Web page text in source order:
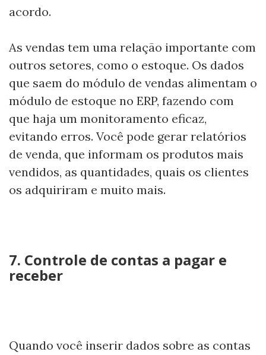
acordo.
As vendas tem uma relação importante com
outros setores, como o estoque. Os dados
que saem do módulo de vendas alimentam o
módulo de estoque no ERP, fazendo com
que haja um monitoramento eficaz,
evitando erros. Você pode gerar relatórios
de venda, que informam os produtos mais
vendidos, as quantidades, quais os clientes
os adquiriram e muito mais.
7. Controle de contas a pagar e
receber
Quando você inserir dados sobre as contas